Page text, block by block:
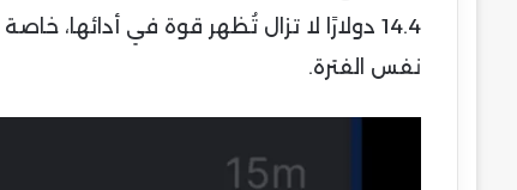
14.4 دولارًا لا تزال تُظهر قوة في
نفس الفترة.